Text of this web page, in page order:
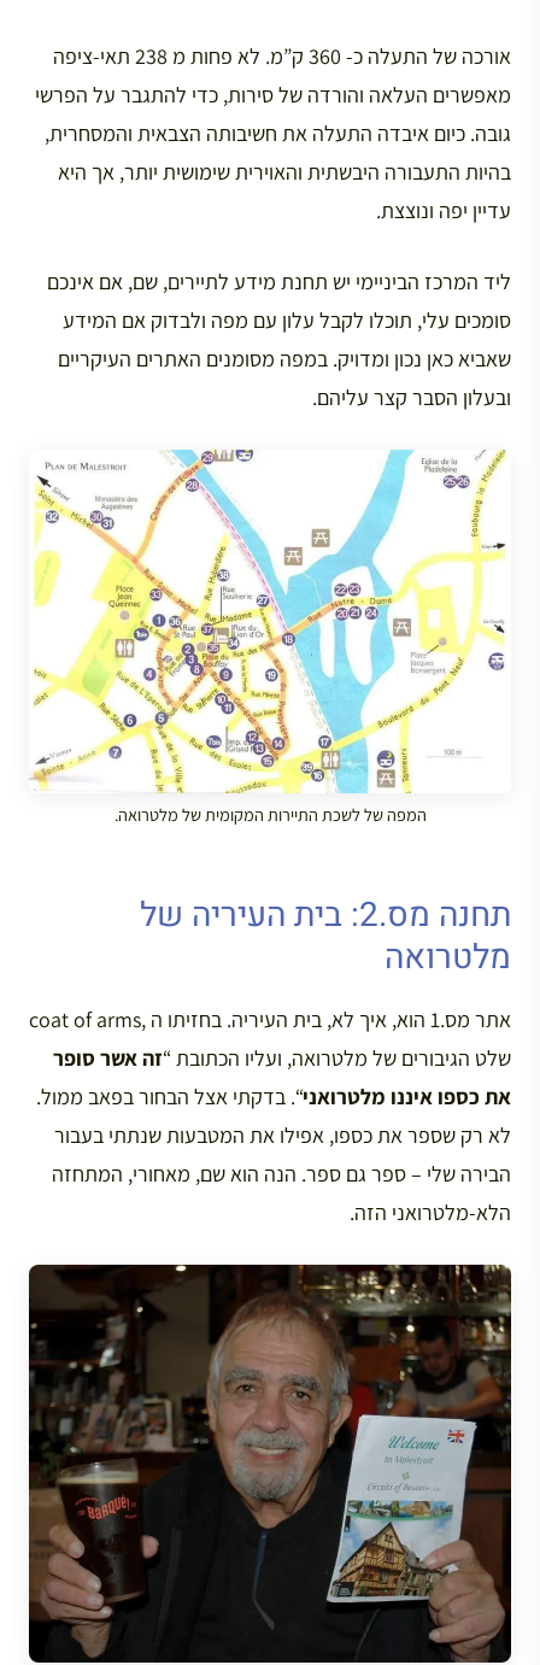
אורכה של התעלה כ- 360 ק”מ. לא פחות מ 238 תאי-ציפה
מאפשרים העלאה והורדה של סירות, כדי להתגבר על הפרשי
גובה. כיום איבדה התעלה את חשיבותה הצבאית והמסחרית,
בהיות התעבורה היבשתית והאוירית שימושית יותר, אך היא
עדיין יפה ונוצצת.
ליד המרכז הביניימי יש תחנת מידע לתיירים, שם, אם אינכם
סומכים עלי, תוכלו לקבל עלון עם מפה ולבדוק אם המידע
שאביא כאן נכון ומדויק. במפה מסומנים האתרים העיקריים
ובעלון הסבר קצר עליהם.
המפה של לשכת התיירות המקומית של מלטרואה.
תחנה מס.2: בית העיריה של
מלטרואה
אתר מס.1 הוא, איך לא, בית העיריה. בחזיתו ה ,coat of arms
שלט הגיבורים של מלטרואה, ועליו הכתובת “זה אשר סופר
את כספו איננו מלטרואני“. בדקתי אצל הבחור בפאב ממול.
לא רק שספר את כספו, אפילו את המטבעות שנתתי בעבור
הבירה שלי – ספר גם ספר. הנה הוא שם, מאחורי, המתחזה
הלא-מלטרואני הזה.